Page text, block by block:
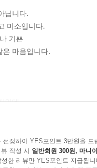
중에서
을 때, 가나다라
름 석 자
고 울었어
었어 나
신의 작품집 중 많은 사례
로 점철되어 있지는 않았
뻐져』는 조남예 여사의 마
인이 한글을 몰랐을 때 느
수 있었던 가장 넓은 세상
좀처럼 웃을 일이 없었던
고 싶다는 소망을 조심스
닙니다.
미소입니다.
기쁜
은 마음입니다.
인데
.
.선정하여 YES포인트 3만원을 드
작성 시 일반회원 300원, 마니
한 리뷰만 YES포인트 지급됩니